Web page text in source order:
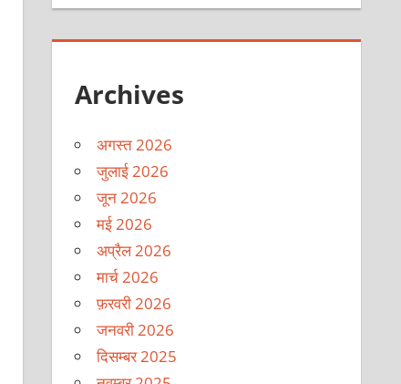
Archives
अगस्त 2026
जुलाई 2026
जून 2026
मई 2026
अप्रैल 2026
मार्च 2026
फ़रवरी 2026
जनवरी 2026
दिसम्बर 2025